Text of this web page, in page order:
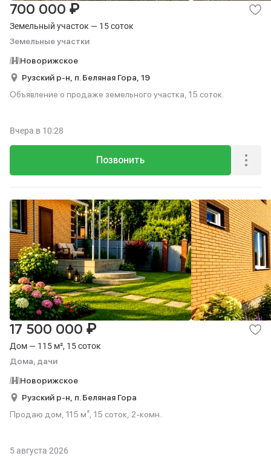
Земельный участок — 15 соток
Земельные участки
700 000 ₽
Новорижское
Рузский р-н, п. Беляная Гора, 19
Объявление о продаже земельного участка, 15 соток.
Позвонить
Вчера в 10:28
Дом — 115 м², 15 соток
Дома, дачи
17 500 000 ₽
Новорижское
Рузский р-н, п. Беляная Гора
Продаю дом, 115 м², 15 соток, 2-комн..
5 августа 2026